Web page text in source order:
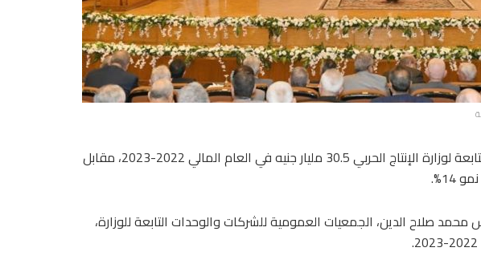
بلغ إجمالي إيرادات الشركات والوحدات التابعة لوزارة الإنتاج الحربي 30.5 مليار جنيه في العام المالي 2022-2023، مقابل
محمد صلاح الدين، الجمعيات العمومية للشركات والوحدات التابعة للوزارة،